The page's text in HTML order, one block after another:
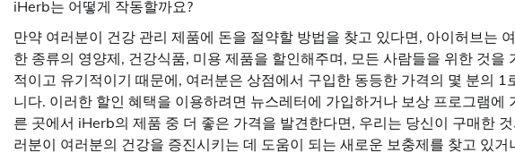
iHerb는 어떻게 작동할까요?
만약 여러분이 건강 관리 제품에 돈을 절약할 방법을 찾고 있다면, 아이허브는
한 종류의 영양제, 건강식품, 미용 제품을 할인해주며, 모든 사람들을 위한 것
적이고 유기적이기 때문에, 여러분은 상점에서 구입한 동등한 가격의 몇 분의
니다. 이러한 할인 혜택을 이용하려면 뉴스레터에 가입하거나 보상 프로그램
른 곳에서 iHerb의 제품 중 더 좋은 가격을 발견한다면, 우리는 당신이 구매한
러분이 여러분의 건강을 증진시키는 데 도움이 되는 새로운 보충제를 찾고 있